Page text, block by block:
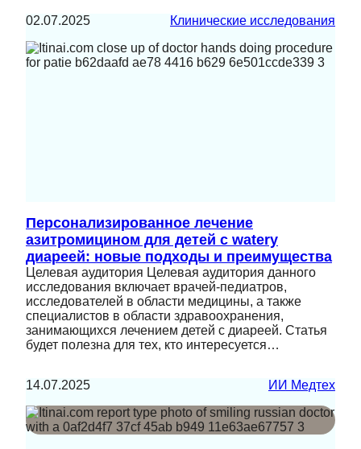
02.07.2025 Клинические исследования
Персонализированное лечение
азитромицином для детей с watery
диареей: новые подходы и преимущества
Целевая аудитория Целевая аудитория данного
исследования включает врачей-педиатров,
исследователей в области медицины, а также
специалистов в области здравоохранения,
занимающихся лечением детей с диареей. Статья
будет полезна для тех, кто интересуется…
14.07.2025 ИИ Медтех